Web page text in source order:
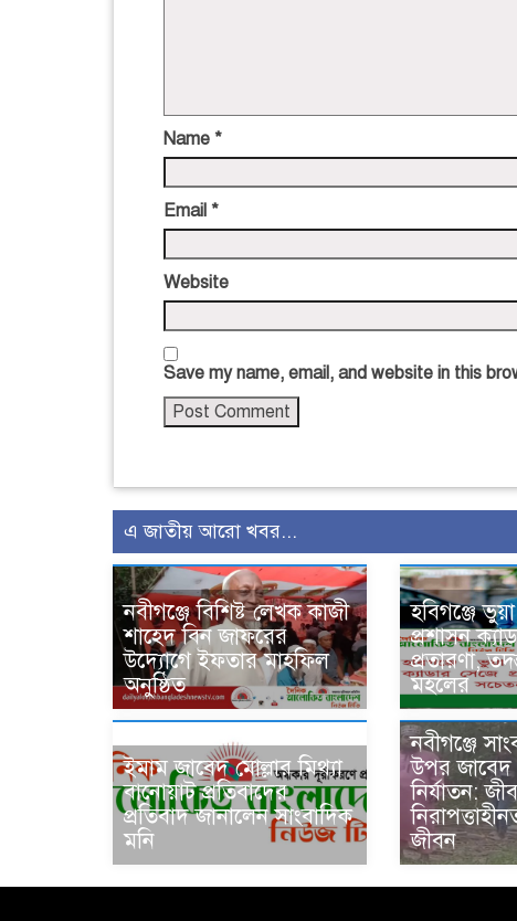
Name *
Email *
Website
Save my name, email, and website in this
এ জাতীয় আরো খবর...
নবীগঞ্জে বিশিষ্ট লেখক কাজী
শাহেদ বিন জাফরের
উদ্যোগে ইফতার মাহফিল
অনুষ্ঠিত
হবিগঞ্জে
প্রশাসন
প্রতারণা,
মহলের
ইমাম জাবেদ মোল্লার মিথ্যা
বানোয়াট প্রতিবাদের
প্রতিবাদ জানালেন সাংবাদিক
মনি
নবীগঞ্জে
উপর জাবেদ
নির্যাতন:
জীবন